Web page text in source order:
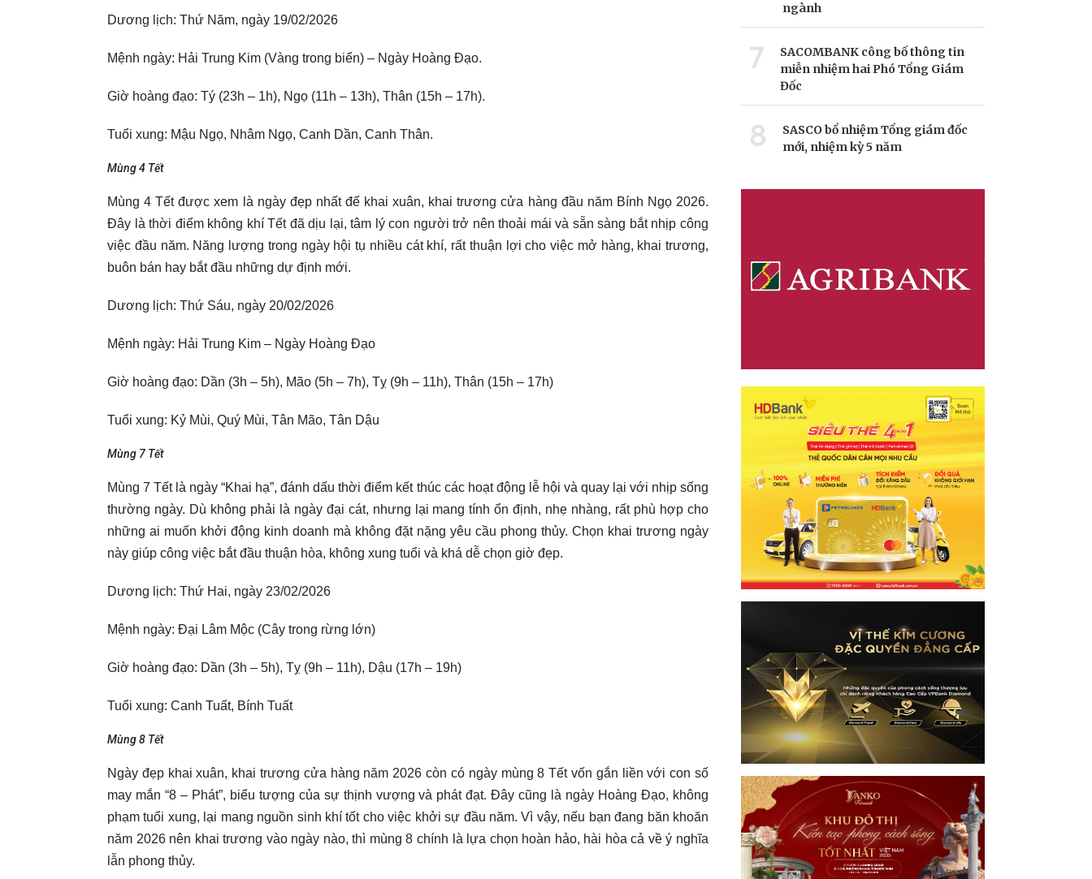
Dương lịch: Thứ Năm, ngày 19/02/2026
Mệnh ngày: Hải Trung Kim (Vàng trong biển) – Ngày Hoàng Đạo.
Giờ hoàng đạo: Tý (23h – 1h), Ngọ (11h – 13h), Thân (15h – 17h).
Tuổi xung: Mậu Ngọ, Nhâm Ngọ, Canh Dần, Canh Thân.
Mùng 4 Tết
Mùng 4 Tết được xem là ngày đẹp nhất để khai xuân, khai trương cửa hàng đầu năm Bính Ngọ 2026.
Đây là thời điểm không khí Tết đã dịu lại, tâm lý con người trở nên thoải mái và sẵn sàng bắt nhịp công
việc đầu năm. Năng lượng trong ngày hội tụ nhiều cát khí, rất thuận lợi cho việc mở hàng, khai trương,
buôn bán hay bắt đầu những dự định mới.
Dương lịch: Thứ Sáu, ngày 20/02/2026
Mệnh ngày: Hải Trung Kim – Ngày Hoàng Đạo
Giờ hoàng đạo: Dần (3h – 5h), Mão (5h – 7h), Tỵ (9h – 11h), Thân (15h – 17h)
Tuổi xung: Kỷ Mùi, Quý Mùi, Tân Mão, Tân Dậu
Mùng 7 Tết
Mùng 7 Tết là ngày “Khai hạ”, đánh dấu thời điểm kết thúc các hoạt động lễ hội và quay lại với nhịp sống
thường ngày. Dù không phải là ngày đại cát, nhưng lại mang tính ổn định, nhẹ nhàng, rất phù hợp cho
những ai muốn khởi động kinh doanh mà không đặt nặng yêu cầu phong thủy. Chọn khai trương ngày
này giúp công việc bắt đầu thuận hòa, không xung tuổi và khá dễ chọn giờ đẹp.
Dương lịch: Thứ Hai, ngày 23/02/2026
Mệnh ngày: Đại Lâm Mộc (Cây trong rừng lớn)
Giờ hoàng đạo: Dần (3h – 5h), Tỵ (9h – 11h), Dậu (17h – 19h)
Tuổi xung: Canh Tuất, Bính Tuất
Mùng 8 Tết
Ngày đẹp khai xuân, khai trương cửa hàng năm 2026 còn có ngày mùng 8 Tết vốn gắn liền với con số
may mắn “8 – Phát”, biểu tượng của sự thịnh vượng và phát đạt. Đây cũng là ngày Hoàng Đạo, không
phạm tuổi xung, lại mang nguồn sinh khí tốt cho việc khởi sự đầu năm. Vì vậy, nếu bạn đang băn khoăn
năm 2026 nên khai trương vào ngày nào, thì mùng 8 chính là lựa chọn hoàn hảo, hài hòa cả về ý nghĩa
lẫn phong thủy.
ngành
7
SACOMBANK công bố thông tin
miễn nhiệm hai Phó Tổng Giám
Đốc
8
SASCO bổ nhiệm Tổng giám đốc
mới, nhiệm kỳ 5 năm